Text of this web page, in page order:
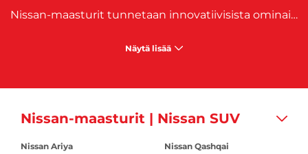
Nissan-maasturit tunnetaan innovatiivisista ominaisuuksistaan ja monikäyttöisyydestään. Nissan SUV-mallit, kuten
Näytä lisää
Nissan-maasturit | Nissan SUV
Nissan Ariya
Nissan Qashqai